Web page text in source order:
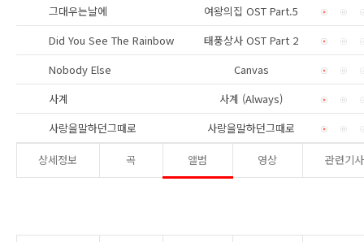
그대우는날에
여왕의집 OST Part.5
Did You See The Rainbow
태풍상사 OST Part 2
Nobody Else
Canvas
사계
사계 (Always)
사랑을말하던그때로
사랑을말하던그때로
상세정보 곡 앨범 영상 관련기사